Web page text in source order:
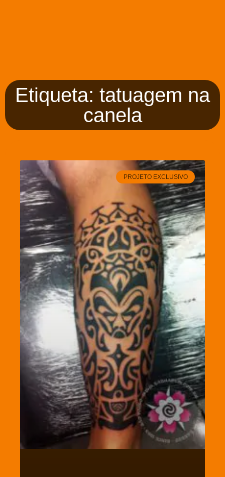
Etiqueta: tatuagem na
canela
PROJETO EXCLUSIVO